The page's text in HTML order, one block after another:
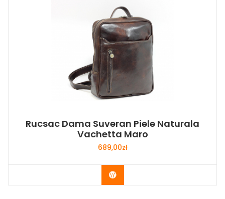
Rucsac Dama Suveran Piele Naturala
Vachetta Maro
689,00zł
Buy Now